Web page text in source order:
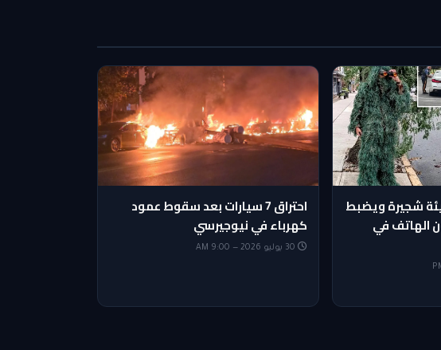
شجيرة ويضبط
الهاتف في
احتراق 7 سيارات بعد سقوط عمود
كهرباء في نيوجيرسي
30 يوليو 2026 — 9:00 AM